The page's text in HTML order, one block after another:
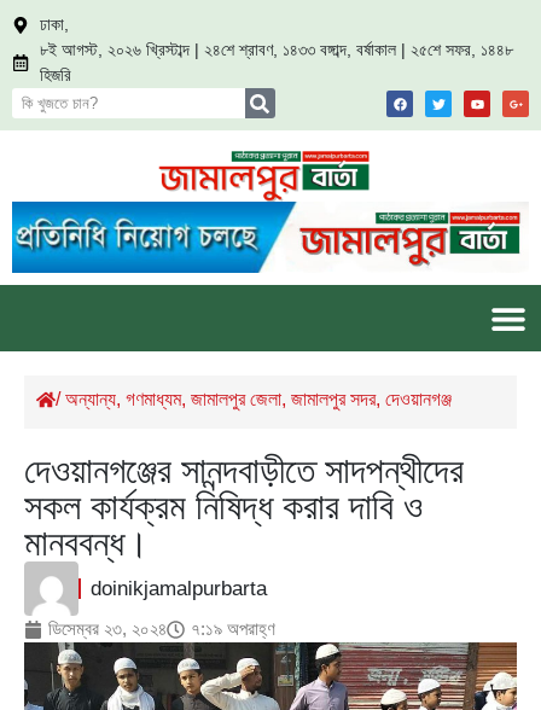
ঢাকা,
৮ই আগস্ট, ২০২৬ খ্রিস্টাব্দ | ২৪শে শ্রাবণ, ১৪৩৩ বঙ্গাব্দ, বর্ষাকাল | ২৫শে সফর, ১৪৪৮
হিজরি
/অন্যান্য, গণমাধ্যম, জামালপুর জেলা, জামালপুর সদর, দেওয়ানগঞ্জ
দেওয়ানগঞ্জের সানন্দবাড়ীতে সাদপন্থীদের
সকল কার্যক্রম নিষিদ্ধ করার দাবি ও
মানববন্ধ।
doinikjamalpurbarta
ডিসেম্বর ২৩, ২০২৪ ৭:১৯ অপরাহ্ণ